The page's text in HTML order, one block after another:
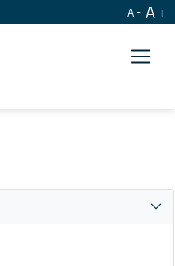
A A